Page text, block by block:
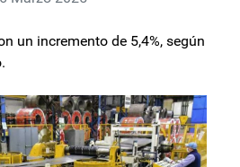
un incremento de 5,4%, según